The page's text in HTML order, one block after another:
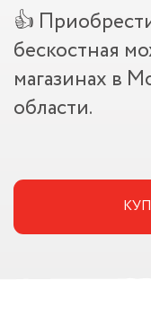
👍
бескостная
магазинах в
области.